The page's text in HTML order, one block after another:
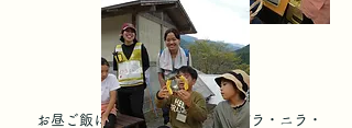
お昼ご飯には、薬膳スープ（鶏ガラ・ニラ・